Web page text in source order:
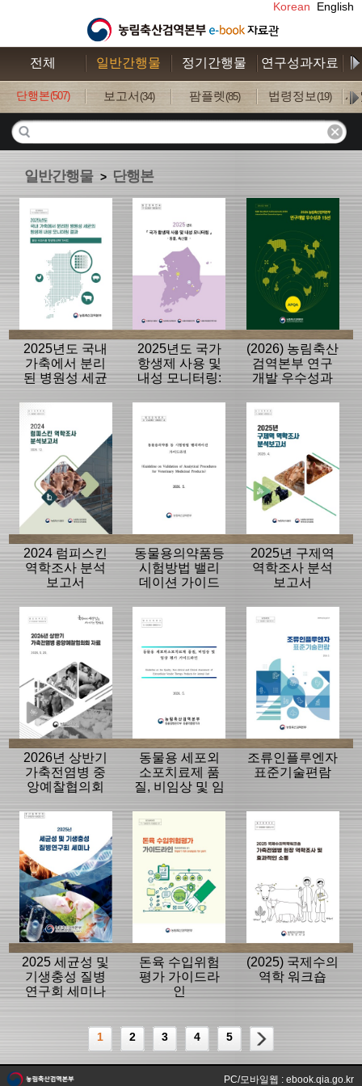
Korean English
전체 일반간행물 정기간행물 연구성과자료
단행본(507) 보고서 (34) 팜플렛 (85) 법령정보(19) 사
일반간행물 > 단행본
2025년도 국내
가축에서 분리
된 병원성 세균
모니터링 결과
2025년도 국가
항생제 사용 및
내성 모니터링:
(2026) 농림축산
검역본부 연구
개발 우수성과
2024 럼피스킨
역학조사 분석
보고서
동물용의약품등
시험방법 밸리
데이션 가이드
2025년 구제역
역학조사 분석
보고서
2026년 상반기
가축전염병 중
앙예찰협의회
동물용 세포외
소포치료제 품
질, 비임상 및 임
라인
조류인플루엔자
표준기술편람
2025 세균성 및
기생충성 질병
연구회 세미나
돈육 수입위험
평가 가이드라
인
(2025) 국제수의
역학 워크숍
1 2 3 4 5
PC/모바일웹 : ebook.qia.go.kr